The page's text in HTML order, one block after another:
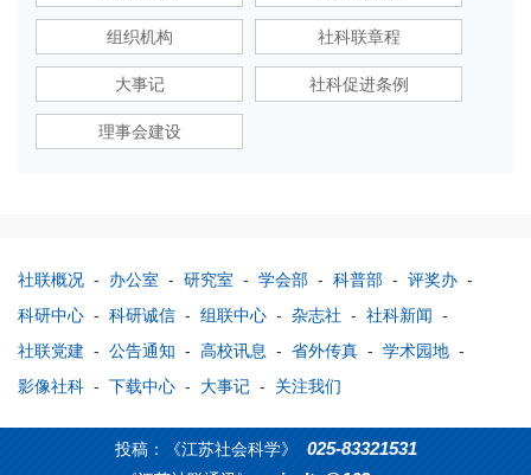
组织机构 社科联章程
大事记 社科促进条例
理事会建设
社联概况 - 办公室 - 研究室 - 学会部 - 科普部 - 评奖办 -
科研中心 - 科研诚信 - 组联中心 - 杂志社 - 社科新闻 -
社联党建 - 公告通知 - 高校讯息 - 省外传真 - 学术园地 -
影像社科 - 下载中心 - 大事记 - 关注我们
投稿：《江苏社会科学》 025-83321531